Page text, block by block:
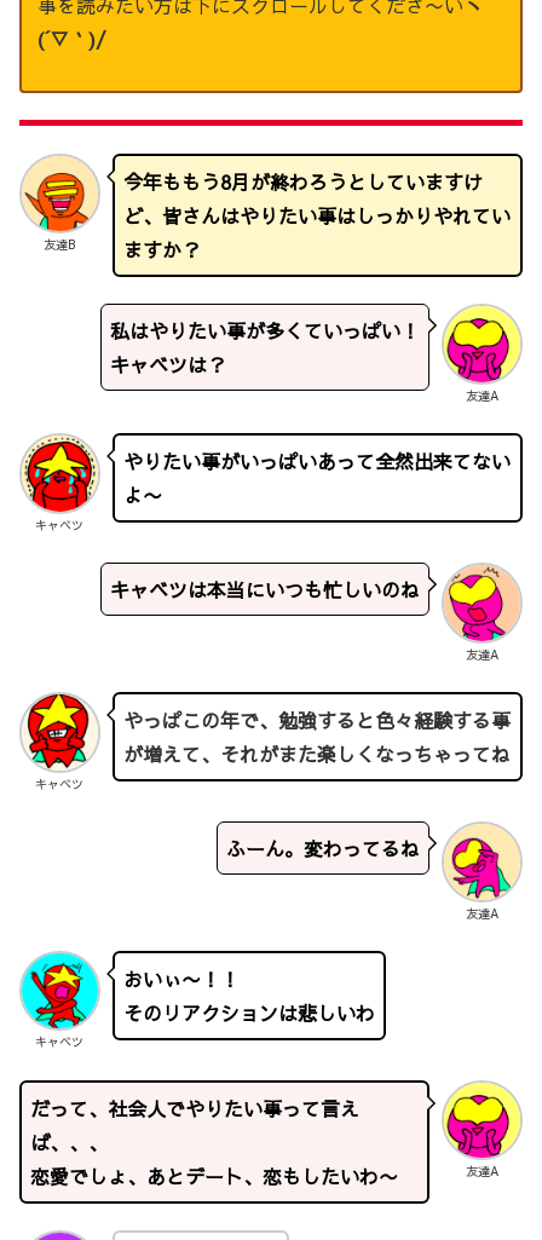
(´▽｀)/
友達B
今年ももう8月が終わろうとしていますけ
ど、皆さんはやりたい事はしっかりやれてい
ますか？
友達A
私はやりたい事が多くていっぱい！
キャベツは？
キャベツ
やりたい事がいっぱいあって全然出来てない
よ〜
友達A
キャベツは本当にいつも忙しいのね
キャベツ
やっぱこの年で、勉強すると色々経験する事
が増えて、それがまた楽しくなっちゃってね
友達A
ふーん。変わってるね
キャベツ
おいぃ〜！！
そのリアクションは悲しいわ
友達A
だって、社会人でやりたい事って言え
ば、、、
恋愛でしょ、あとデート、恋もしたいわ〜